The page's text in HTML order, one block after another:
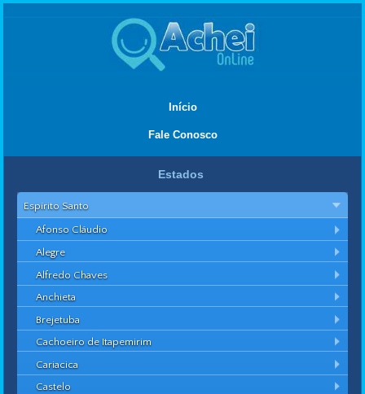
Início
Fale Conosco
Estados
Espírito Santo
Afonso Cláudio
Alegre
Alfredo Chaves
Anchieta
Brejetuba
Cachoeiro de Itapemirim
Cariacica
Castelo